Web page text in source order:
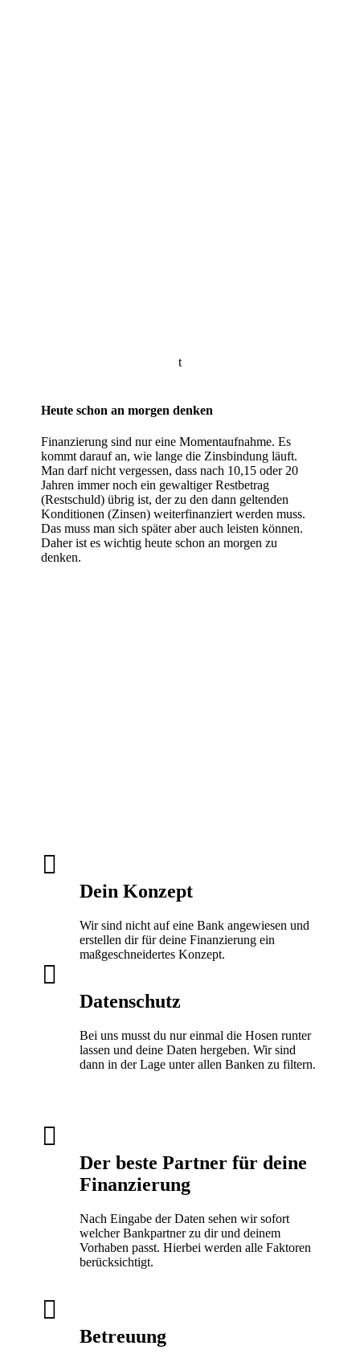
t
Heute schon an morgen denken
Finanzierung sind nur eine Momentaufnahme. Es
kommt darauf an, wie lange die Zinsbindung läuft.
Man darf nicht vergessen, dass nach 10,15 oder 20
Jahren immer noch ein gewaltiger Restbetrag
(Restschuld) übrig ist, der zu den dann geltenden
Konditionen (Zinsen) weiterfinanziert werden muss.
Das muss man sich später aber auch leisten können.
Daher ist es wichtig heute schon an morgen zu
denken.

Dein Konzept
Wir sind nicht auf eine Bank angewiesen und
erstellen dir für deine Finanzierung ein
maßgeschneidertes Konzept.

Datenschutz
Bei uns musst du nur einmal die Hosen runter
lassen und deine Daten hergeben. Wir sind
dann in der Lage unter allen Banken zu filtern.

Der beste Partner für deine
Finanzierung
Nach Eingabe der Daten sehen wir sofort
welcher Bankpartner zu dir und deinem
Vorhaben passt. Hierbei werden alle Faktoren
berücksichtigt.

Betreuung